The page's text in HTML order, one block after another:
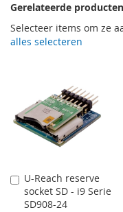
Gerelateerde producten
Selecteer items om ze
alles selecteren
U-Reach reserve
socket SD - i9 Serie
SD908-24
In
Winkelwagen